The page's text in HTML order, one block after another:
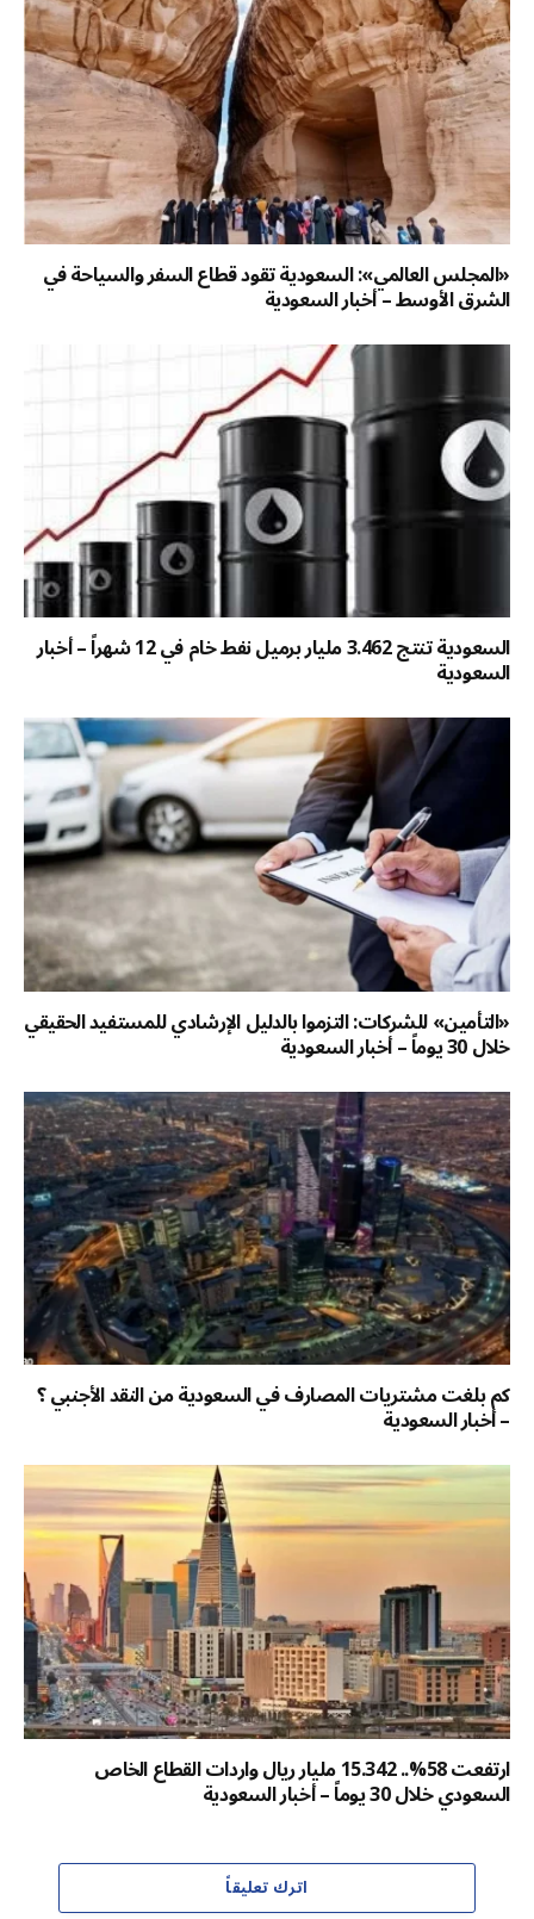
«المجلس العالمي»: السعودية تقود قطاع السفر والسياحة في
الشرق الأوسط – أخبار السعودية
السعودية تنتج 3.462 مليار برميل نفط خام في 12 شهراً – أخبار
السعودية
«التأمين» للشركات: التزموا بالدليل الإرشادي للمستفيد الحقيقي
خلال 30 يوماً – أخبار السعودية
كم بلغت مشتريات المصارف في السعودية من النقد الأجنبي ؟
– أخبار السعودية
ارتفعت 58%.. 15.342 مليار ريال واردات القطاع الخاص
السعودي خلال 30 يوماً – أخبار السعودية
اترك تعليقاً